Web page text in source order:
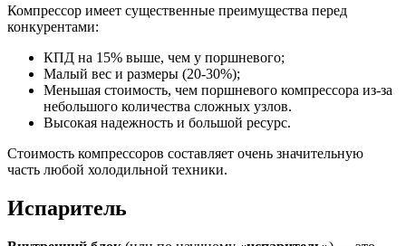
Компрессор имеет существенные преимущества перед
конкурентами:
КПД на 15% выше, чем у поршневого;
Малый вес и размеры (20-30%);
Меньшая стоимость, чем поршневого компрессора из-за
небольшого количества сложных узлов.
Высокая надежность и большой ресурс.
Стоимость компрессоров составляет очень значительную
часть любой холодильной техники.
Испаритель